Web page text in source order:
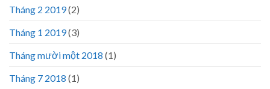
Tháng 2 2019(2)
Tháng 1 2019(3)
Tháng mười một 2018 (1)
Tháng 7 2018 (1)